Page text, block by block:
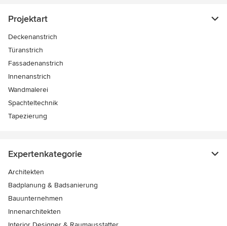
Projektart
Deckenanstrich
Türanstrich
Fassadenanstrich
Innenanstrich
Wandmalerei
Spachteltechnik
Tapezierung
Expertenkategorie
Architekten
Badplanung & Badsanierung
Bauunternehmen
Innenarchitekten